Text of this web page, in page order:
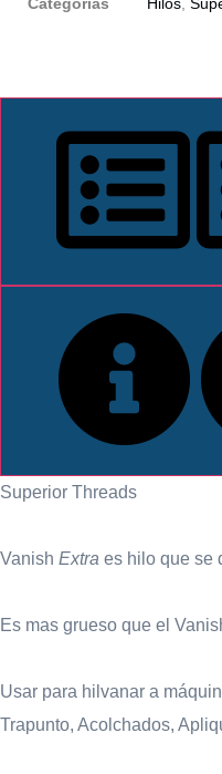
Superior Threads
Vanish Extra es hilo que se
Es mas grueso que el
Usar para hilvanar a
Trapunto, Acolchados,